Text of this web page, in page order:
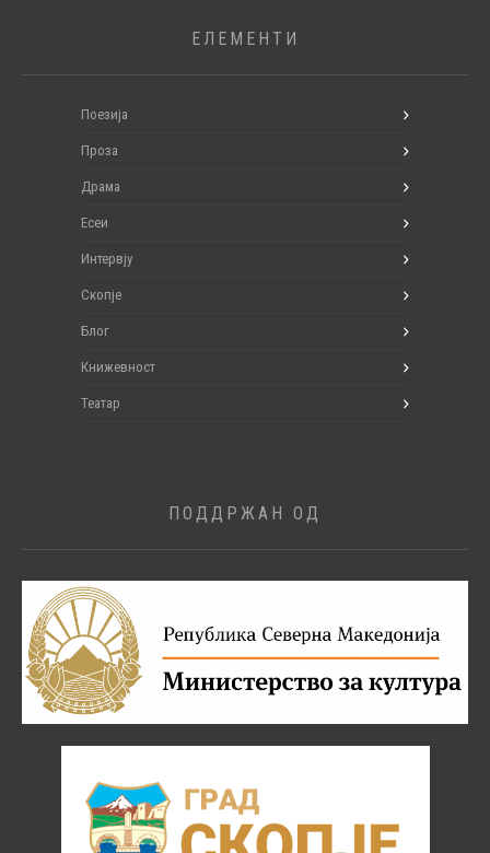
ЕЛЕМЕНТИ
Поезија
Проза
Драма
Есеи
Интервју
Скопје
Блог
Книжевност
Театар
ПОДДРЖАН ОД